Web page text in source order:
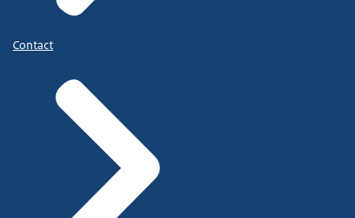
Contact